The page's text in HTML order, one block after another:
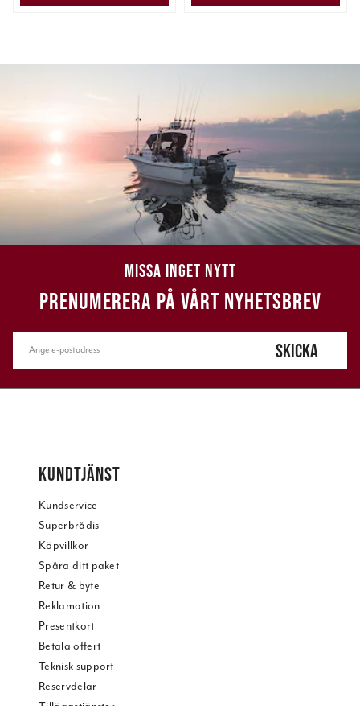
MISSA INGET NYTT
PRENUMERERA PÅ VÅRT NYHETSBREV
SKICKA
KUNDTJÄNST
Kundservice
Superbrådis
Köpvillkor
Spåra ditt paket
Retur & byte
Reklamation
Presentkort
Betala offert
Teknisk support
Reservdelar